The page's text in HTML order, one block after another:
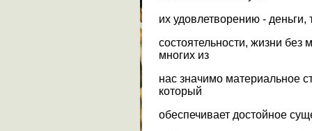
их удовлетворению - деньги,
состоятельности, жизни
многих из
нас значимо материальное
который
обеспечивает достойное